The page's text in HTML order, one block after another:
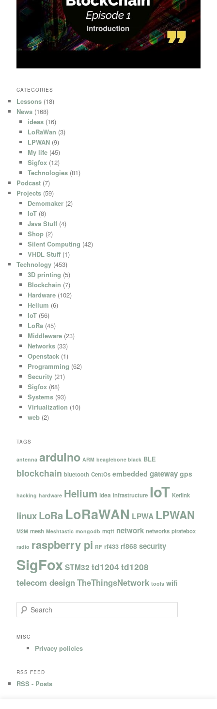
CATEGORIES
Lessons (18)
News (168)
ideas(16)
LoRaWan (3)
LPWAN(9)
My life(45)
Sigfox(12)
Technologies(81)
Podcast (7)
Projects (59)
Demomaker(2)
IoT(8)
Java Stuff(4)
Shop(2)
Silent Computing (42)
VHDL Stuff(1)
Technology (453)
3D printing (5)
Blockchain (7)
Hardware(102)
Helium (6)
IoT(56)
LoRa(45)
Middleware(23)
Networks(33)
Openstack(1)
Programming (62)
Security(21)
Sigfox(68)
Systems(93)
Virtualization (10)
web(2)
TAGS
antenna arduino ARM beaglebone black BLE
blockchain bluetooth CentOs embedded gateway gps
hacking hardware Helium idea infrastructure IoT Kerlink
linuxLoRa LoRaWAN LPWA LPWAN
M2M mesh Meshtastic mongodb mqtt network networks piratebox
radio raspberry pi RF rf433 rf868 security
SigFoxSTM32 td1204 td1208
telecom design TheThingsNetwork tools wifi
e
rMISC
Privacy policies
RSS FEED
RSS - Posts